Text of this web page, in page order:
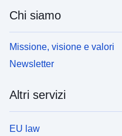
Chi siamo
Missione, visione e valori
Newsletter
Altri servizi
EU law